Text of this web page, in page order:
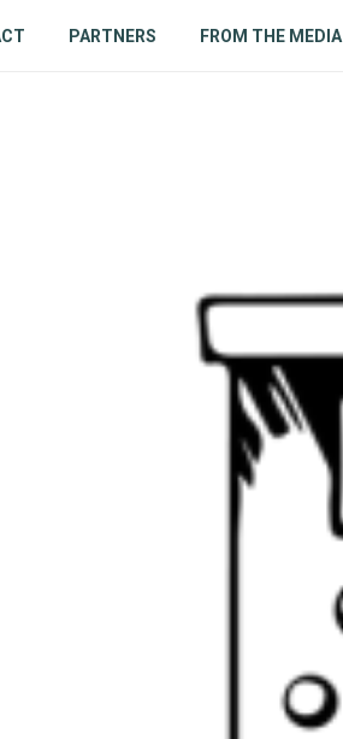
PARTNERS FROM THE MEDIA